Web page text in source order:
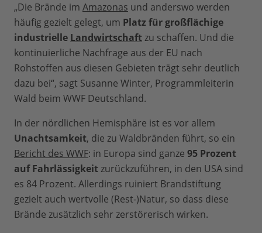
„Die Brände im Amazonas und anderswo werden
häufig gezielt gelegt, um Platz für großflächige
industrielle Landwirtschaftzu schaffen. Und die
kontinuierliche Nachfrage aus der EU nach
Rohstoffen aus diesen Gebieten trägt sehr deutlich
dazu bei“, sagt Susanne Winter, Programmleiterin
Wald beim WWF Deutschland.
In der nördlichen Hemisphäre ist es vor allem
Unachtsamkeit, die zu Waldbränden führt, so ein
Bericht des WWF: in Europa sind ganze 95 Prozent
auf Fahrlässigkeitzurückzuführen, in den USA sind
es 84 Prozent. Allerdings ruiniert Brandstiftung
gezielt auch wertvolle (Rest-)Natur, so dass diese
Brände zusätzlich sehr zerstörerisch wirken.